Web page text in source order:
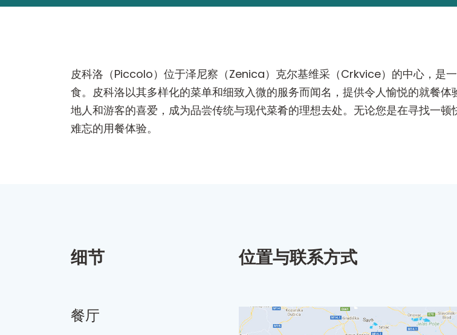
皮科洛（Piccolo）位于泽尼察（Zenica）克尔基维采（Crkvice）的中心，是
食。皮科洛以其多样化的菜单和细致入微的服务而闻名，提供令人愉悦的就餐
地人和游客的喜爱，成为品尝传统与现代菜肴的理想去处。无论您是在寻找一
难忘的用餐体验。
细节
餐厅
位置与联系方式